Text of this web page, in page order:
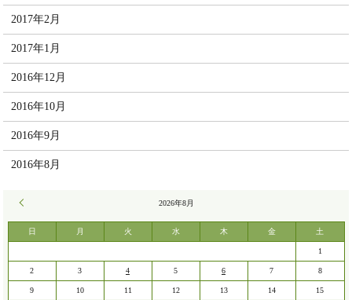
2017年2月
2017年1月
2016年12月
2016年10月
2016年9月
2016年8月
2026年8月
日 月 火 水 木 金 土
1
2 3 4 5 6 7 8
9 10 11 12 13 14 15